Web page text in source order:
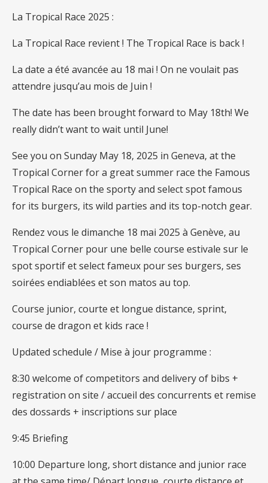
La Tropical Race 2025 :
La Tropical Race revient ! The Tropical Race is back !
La date a été avancée au 18 mai ! On ne voulait pas
attendre jusqu’au mois de Juin !
The date has been brought forward to May 18th! We
really didn’t want to wait until June!
See you on Sunday May 18, 2025 in Geneva, at the
Tropical Corner for a great summer race the Famous
Tropical Race on the sporty and select spot famous
for its burgers, its wild parties and its top-notch gear.
Rendez vous le dimanche 18 mai 2025 à Genève, au
Tropical Corner pour une belle course estivale sur le
spot sportif et select fameux pour ses burgers, ses
soirées endiablées et son matos au top.
Course junior, courte et longue distance, sprint,
course de dragon et kids race !
Updated schedule / Mise à jour programme :
8:30 welcome of competitors and delivery of bibs +
registration on site / accueil des concurrents et remise
des dossards + inscriptions sur place
9:45 Briefing
10:00 Departure long, short distance and junior race